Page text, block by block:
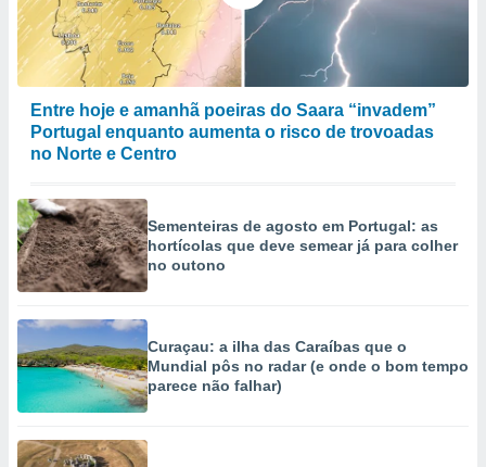
Entre hoje e amanhã poeiras do Saara “invadem”
Portugal enquanto aumenta o risco de trovoadas
no Norte e Centro
Sementeiras de agosto em Portugal: as
hortícolas que deve semear já para colher
no outono
Curaçau: a ilha das Caraíbas que o
Mundial pôs no radar (e onde o bom tempo
parece não falhar)